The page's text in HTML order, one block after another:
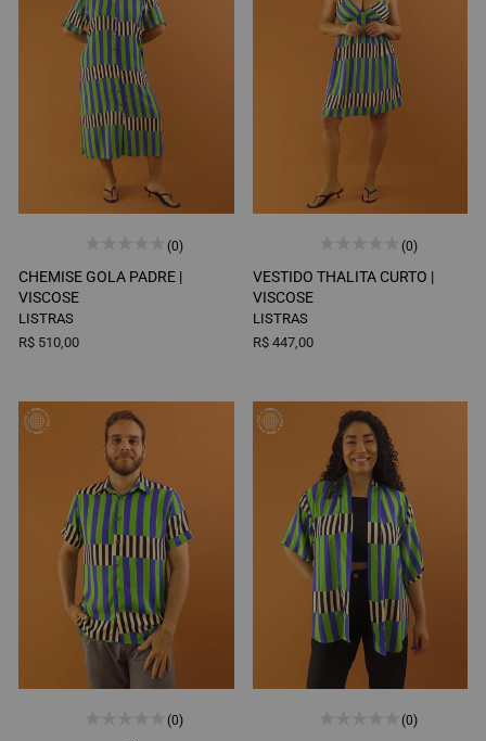
(0)
CHEMISE GOLA PADRE |
VISCOSE
LISTRAS
R$ 510,00
(0)
VESTIDO THALITA CURTO |
VISCOSE
LISTRAS
R$ 447,00
(0) (0)